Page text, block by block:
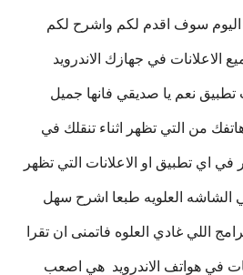
اليوم سوف اقدم لكم واشرح لكم
الاعلانات في جهازك الاندرويد
تطبيق نعم يا صديقي فانها جميل
من التي تظهر اثناء تنقلك في
في اي تطبيق او الاعلانات التي تظهر
الشاشه العلويه طبعا اشرح سهل
اللي غادي العلوه فاتمنى ان تقرا
في هواتف الاندرويد هي اصعب